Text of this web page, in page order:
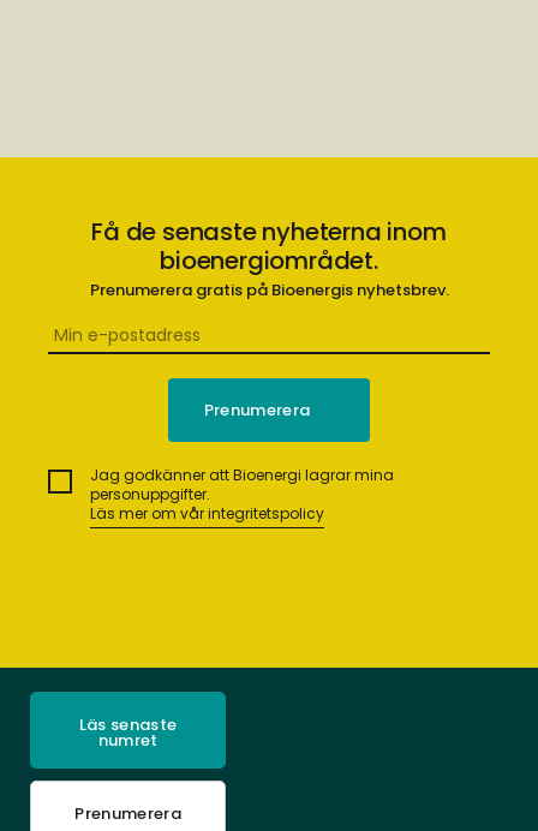
Få de senaste nyheterna inom
bioenergiområdet.
Prenumerera gratis på Bioenergis nyhetsbrev.
Jag godkänner att Bioenergi lagrar mina
personuppgifter.
Läs mer om vår integritetspolicy
Läs senaste
numret
Prenumerera